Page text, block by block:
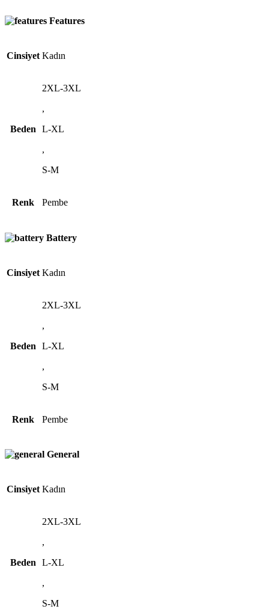
Features
Cinsiyet Kadın
Beden
2XL-3XL
,
L-XL
,
S-M
Renk Pembe
Battery
Cinsiyet Kadın
Beden
2XL-3XL
,
L-XL
,
S-M
Renk Pembe
General
Cinsiyet Kadın
Beden
2XL-3XL
,
L-XL
,
S-M